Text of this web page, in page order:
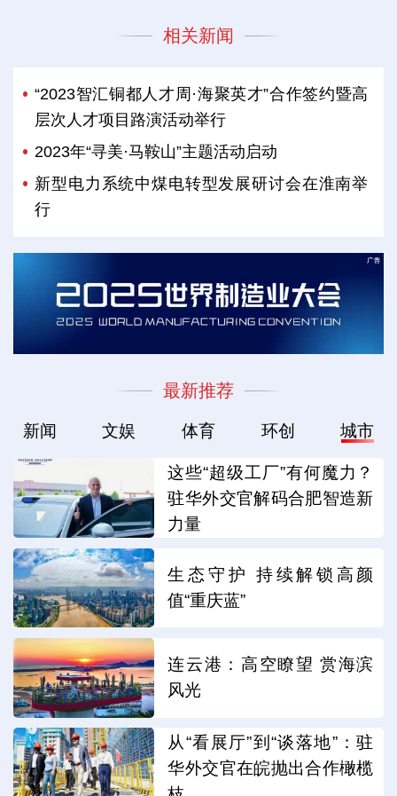
相关新闻
“2023智汇铜都人才周·海聚英才”合作签约暨高
层次人才项目路演活动举行
2023年“寻美·马鞍山”主题活动启动
新型电力系统中煤电转型发展研讨会在淮南举
行
最新推荐
新闻 文娱 体育 环创 城市
这些“超级工厂”有何魔力？
驻华外交官解码合肥智造新
力量
生态守护 持续解锁高颜
值“重庆蓝”
连云港：高空瞭望 赏海滨
风光
从“看展厅”到“谈落地”：驻
华外交官在皖抛出合作橄榄